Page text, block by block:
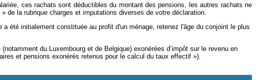
ces rachats sont déductibles du montant des pensions, les autres rachats ne
la rubrique charges et imputations diverses de votre déclaration.
été initialement constituée au profit d'un ménage, retenez l'âge du conjoint le plus
du Luxembourg et de Belgique) exonérées d’impôt sur le revenu en
et pensions exonérés retenus pour le calcul du taux effectif »).